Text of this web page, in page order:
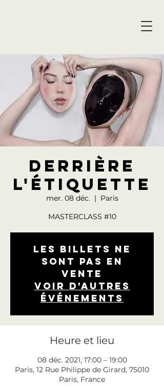
Derrière
l'étiquette
mer. 08 déc.
  |
Paris
MASTERCLASS #10
Les billets ne
sont pas en
vente
Voir d'autres
événements
Heure et lieu
08 déc. 2021, 17:00 – 19:00
Paris, 12 Rue Philippe de Girard, 75010
Paris, France